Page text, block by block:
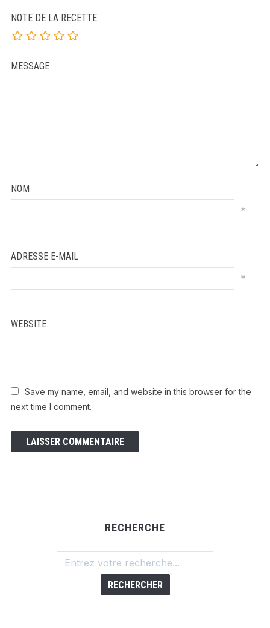
NOTE DE LA RECETTE
MESSAGE
NOM
*
ADRESSE E-MAIL
*
WEBSITE
Save my name, email, and website in this browser for the
next time I comment.
RECHERCHE